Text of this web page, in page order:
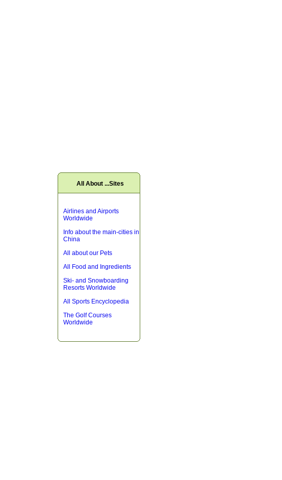
All About ...Sites
Airlines and Airports
Worldwide
Info about the main-cities in
China
All about our Pets
All Food and Ingredients
Ski- and Snowboarding
Resorts Worldwide
All Sports Encyclopedia
The Golf Courses
Worldwide